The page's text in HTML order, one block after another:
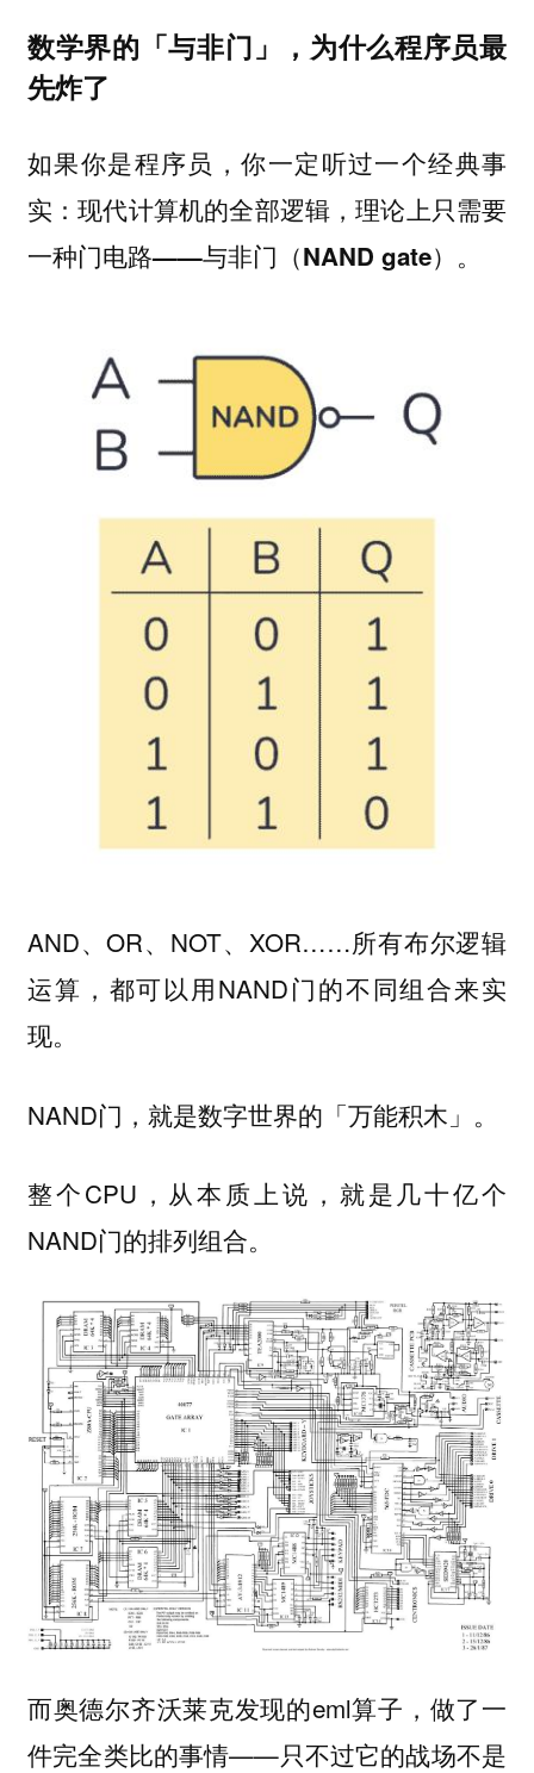
数学界的「与非门」，为什么程序员最
先炸了
如果你是程序员，你一定听过一个经典事
实：现代计算机的全部逻辑，理论上只需要
一种门电路——与非门（NAND gate）。
AND、OR、NOT、XOR……所有布尔逻辑
运算，都可以用NAND门的不同组合来实
现。
NAND门，就是数字世界的「万能积木」。
整个CPU，从本质上说，就是几十亿个
NAND门的排列组合。
而奥德尔齐沃莱克发现的eml算子，做了一
件完全类比的事情——只不过它的战场不是